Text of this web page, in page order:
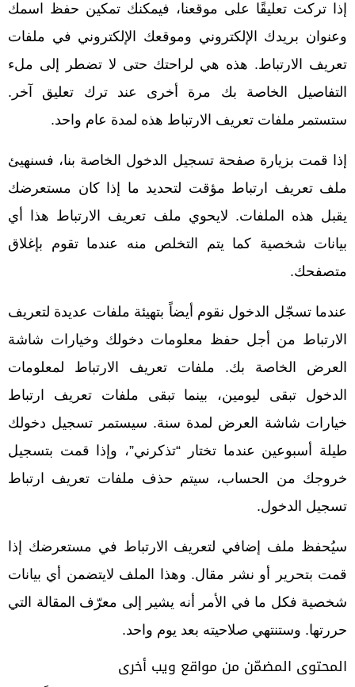
إذا تركت تعليقًا على موقعنا، فيمكنك تمكين حفظ اسمك
وعنوان بريدك الإلكتروني وموقعك الإلكتروني في ملفات
تعريف الارتباط. هذه هي لراحتك حتى لا تضطر إلى ملء
التفاصيل الخاصة بك مرة أخرى عند ترك تعليق آخر.
ستستمر ملفات تعريف الارتباط هذه لمدة عام واحد.
إذا قمت بزيارة صفحة تسجيل الدخول الخاصة بنا، فسنهيئ
ملف تعريف ارتباط مؤقت لتحديد ما إذا كان مستعرضك
يقبل هذه الملفات. لايحوي ملف تعريف الارتباط هذا أي
بيانات شخصية كما يتم التخلص منه عندما تقوم بإغلاق
متصفحك.
عندما تسجّل الدخول نقوم أيضاً بتهيئة ملفات عديدة لتعريف
الارتباط من أجل حفظ معلومات دخولك وخيارات شاشة
العرض الخاصة بك. ملفات تعريف الارتباط لمعلومات
الدخول تبقى ليومين، بينما تبقى ملفات تعريف ارتباط
خيارات شاشة العرض لمدة سنة. سيستمر تسجيل دخولك
طيلة أسبوعين عندما تختار “تذكرني”، وإذا قمت بتسجيل
خروجك من الحساب، سيتم حذف ملفات تعريف ارتباط
تسجيل الدخول.
سيُحفظ ملف إضافي لتعريف الارتباط في مستعرضك إذا
قمت بتحرير أو نشر مقال. وهذا الملف لايتضمن أي بيانات
شخصية فكل ما في الأمر أنه يشير إلى معرّف المقالة التي
حررتها. وستنتهي صلاحيته بعد يوم واحد.
المحتوى المضمّن من مواقع ويب أخرى